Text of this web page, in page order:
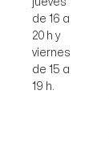
jueves
de 16 a
20 h y
viernes
de 15 a
19 h.